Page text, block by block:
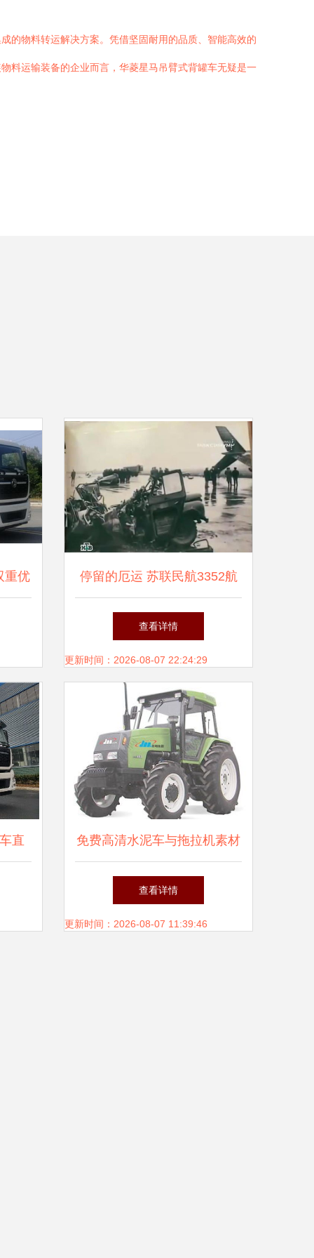
的物料转运解决方案。凭借坚固耐用的品质、智能高效的
料运输装备的企业而言，华菱星马吊臂式背罐车无疑是一
重优 停留的厄运 苏联民航3352航
班84年鄂木斯克空难
查看详情
更新时间：2026-08-07 22:24:29
直
输
免费高清水泥车与拖拉机素材
下载指南 千图网编号
15750666资源解析
查看详情
更新时间：2026-08-07 11:39:46